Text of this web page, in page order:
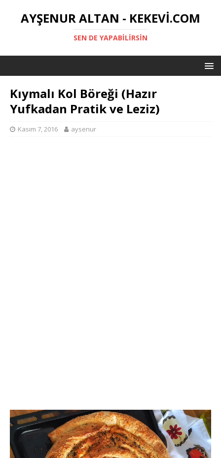
AYŞENUR ALTAN - KEKEVI.COM
SEN DE YAPABILIRSIN
Kıymalı Kol Böreği (Hazır
Yufkadan Pratik ve Leziz)
Kasım 7, 2016 aysenur